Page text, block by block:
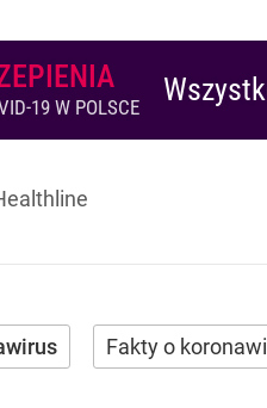
19 W POLSCE
Fakty o